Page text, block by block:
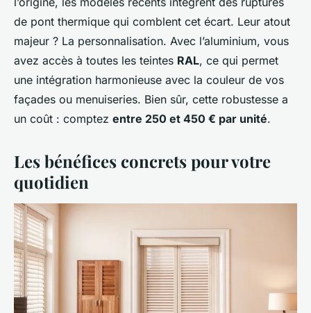
de pont thermique qui comblent cet écart. Leur atout
majeur ? La personnalisation. Avec l’aluminium, vous
avez accès à toutes les teintes RAL, ce qui permet
une intégration harmonieuse avec la couleur de vos
façades ou menuiseries. Bien sûr, cette robustesse a
un coût : comptez entre 250 et 450 € par unité.
Les bénéfices concrets pour votre
quotidien